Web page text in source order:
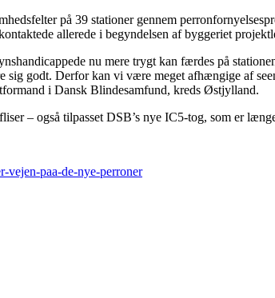
på 39 stationer gennem
allerede i begyndelsen af byggeriet
nu mere trygt kan færdes på
sig godt. Derfor kan vi være meget afhængige af
i Dansk Blindesamfund, kreds Østjylland.
– også tilpasset DSB’s nye IC5-tog, som er
vejen-paa-de-nye-perroner